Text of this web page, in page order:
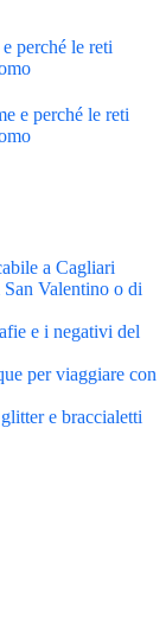
perché le reti
e perché le reti
a Cagliari
Valentino o di
e i negativi del
per viaggiare con
e braccialetti